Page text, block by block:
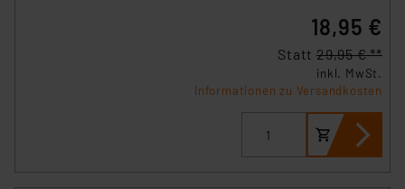
18,95 €
Statt 29,95 € **
inkl. MwSt.
Informationen zu Versandkosten